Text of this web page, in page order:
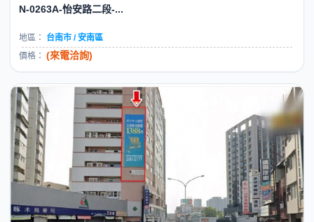
N-0263A-怡安路二段-...
地區：
台南市 / 安南區
價格： (來電洽詢)